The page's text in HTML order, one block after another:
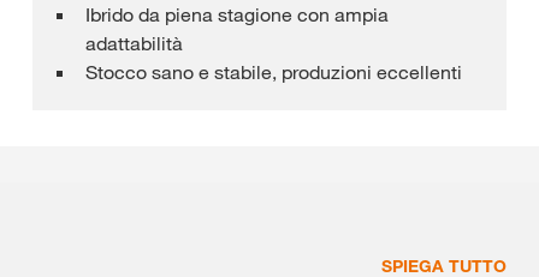
Ibrido da piena stagione con ampia
adattabilità
Stocco sano e stabile, produzioni eccellenti
SPIEGA TUTTO